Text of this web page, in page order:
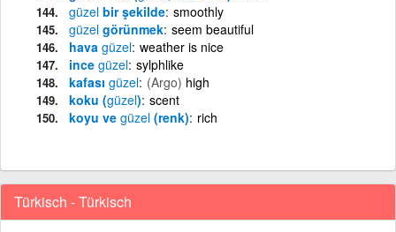
güzel bir şekilde smoothly
güzel görünmek seem beautiful
hava güzel weather is nice
ince güzel sylphlike
kafası güzel (Argo) high
koku (güzel) scent
koyu ve güzel (renk) rich
Türkisch - Türkisch